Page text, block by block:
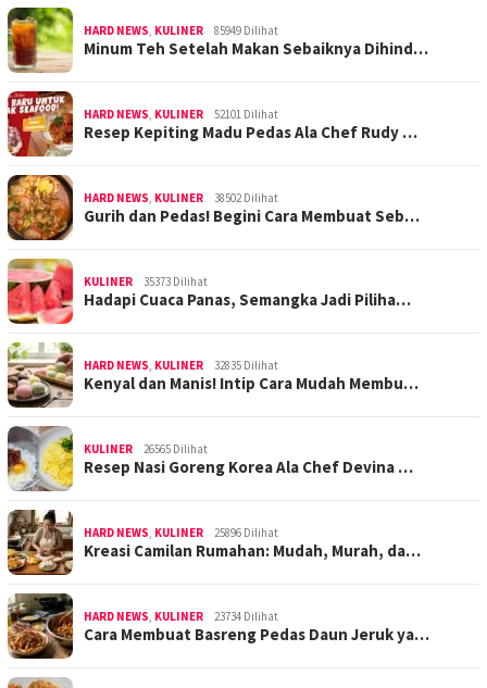
HARD NEWS, KULINER 85949 Dilihat
Minum Teh Setelah Makan Sebaiknya Dihind…
HARD NEWS, KULINER 52101 Dilihat
Resep Kepiting Madu Pedas Ala Chef Rudy …
HARD NEWS, KULINER 38502 Dilihat
Gurih dan Pedas! Begini Cara Membuat Seb…
KULINER 35373 Dilihat
Hadapi Cuaca Panas, Semangka Jadi Piliha…
HARD NEWS, KULINER 32835 Dilihat
Kenyal dan Manis! Intip Cara Mudah Membu…
KULINER 26565 Dilihat
Resep Nasi Goreng Korea Ala Chef Devina …
HARD NEWS, KULINER 25896 Dilihat
Kreasi Camilan Rumahan: Mudah, Murah, da…
HARD NEWS, KULINER 23734 Dilihat
Cara Membuat Basreng Pedas Daun Jeruk ya…